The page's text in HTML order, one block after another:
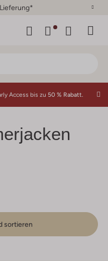
Access bis zu 50 % Rabatt.
sortieren